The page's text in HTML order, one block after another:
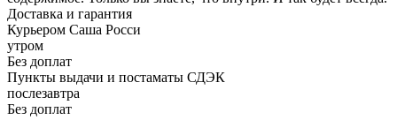
Доставка и гарантия
Курьером Саша Росси
утром
Без доплат
Пункты выдачи и постаматы СДЭК
послезавтра
Без доплат